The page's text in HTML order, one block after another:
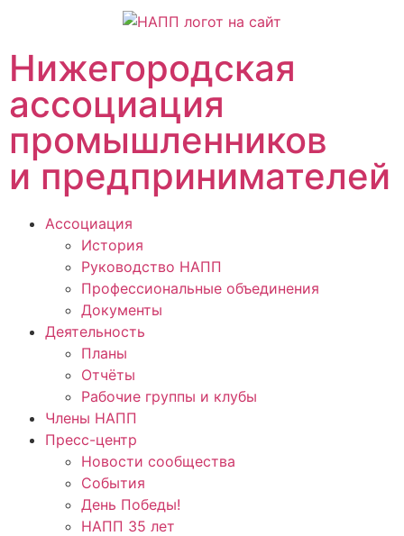
Нижегородская
ассоциация
промышленников
и предпринимателей
Ассоциация
История
Руководство НАПП
Профессиональные объединения
Документы
Деятельность
Планы
Отчёты
Рабочие группы и клубы
Члены НАПП
Пресс-центр
Новости сообщества
События
День Победы!
НАПП 35 лет